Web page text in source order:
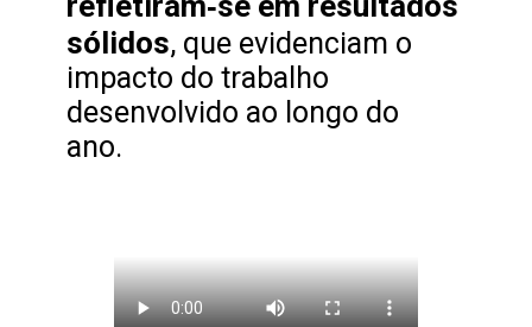
sólidos, que evidenciam o
impacto do trabalho
desenvolvido ao longo do
ano.